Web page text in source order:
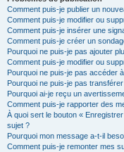
Comment puis-je publier un
Comment puis-je modifier ou
Comment puis-je insérer une
Comment puis-je créer un
Pourquoi ne puis-je pas ajouter
Comment puis-je modifier ou
Pourquoi ne puis-je pas accéder
Pourquoi ne puis-je pas
Pourquoi ai-je reçu un
Comment puis-je rapporter des
À quoi sert le bouton «
sujet ?
Pourquoi mon message a-t-il
Comment puis-je remonter mes